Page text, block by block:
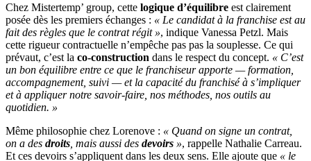
Chez Mistertemp’ group, cette logique d’équilibre est clairement
posée dès les premiers échanges : « Le candidat à la franchise est au
fait des règles que le contrat régit », indique Vanessa Petzl. Mais
cette rigueur contractuelle n’empêche pas pas la souplesse. Ce qui
prévaut, c’est la co-construction dans le respect du concept. « C’est
un bon équilibre entre ce que le franchiseur apporte — formation,
accompagnement, suivi — et la capacité du franchisé à s’impliquer
et à appliquer notre savoir-faire, nos méthodes, nos outils au
quotidien. »
Même philosophie chez Lorenove : « Quand on signe un contrat,
on a des droits , mais aussi des devoirs », rappelle Nathalie Carreau.
Et ces devoirs s’appliquent dans les deux sens. Elle ajoute que « le